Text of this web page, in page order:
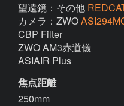
望遠鏡：その他
カメラ：ZWO
CBP Filter
ZWO AM3赤道儀
ASIAIR Plus
焦点距離
250mm